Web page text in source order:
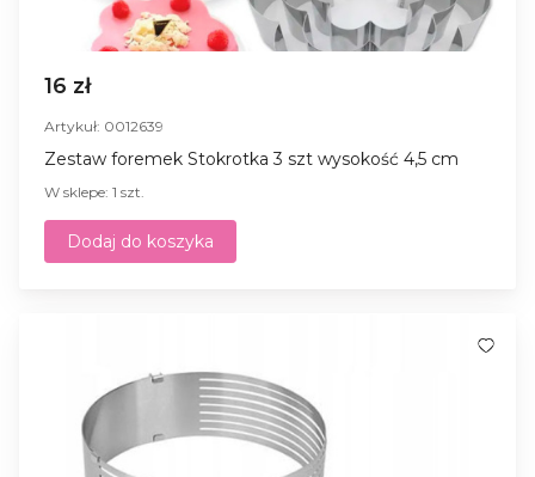
16 zł
Artykuł: 0012639
Zestaw foremek Stokrotka 3 szt wysokość 4,5 cm
W sklepe: 1 szt.
Dodaj do koszyka